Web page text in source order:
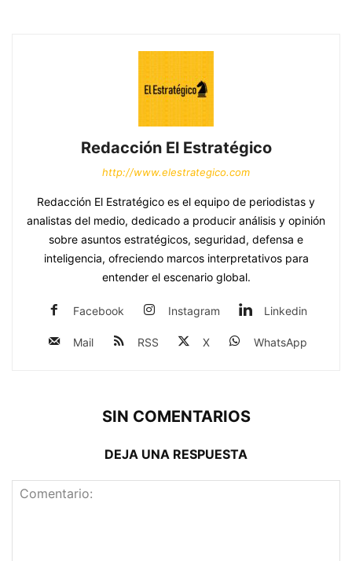
Redacción El Estratégico
http://www.elestrategico.com
Redacción El Estratégico es el equipo de periodistas y
analistas del medio, dedicado a producir análisis y opinión
sobre asuntos estratégicos, seguridad, defensa e
inteligencia, ofreciendo marcos interpretativos para
entender el escenario global.
Facebook Instagram Linkedin
Mail RSS X WhatsApp
SIN COMENTARIOS
DEJA UNA RESPUESTA